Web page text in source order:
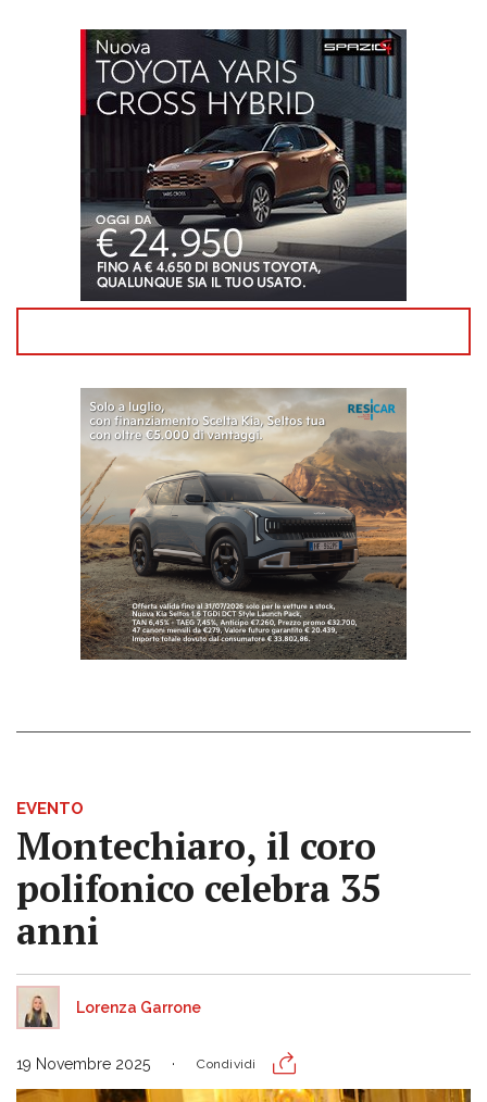
EVENTO
Montechiaro, il coro
polifonico celebra 35
anni
Lorenza Garrone
19 Novembre 2025 Condividi